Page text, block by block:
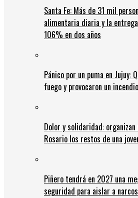
Santa Fe: Más de 31 mil
alimentaria diaria y la
106% en dos años
Pánico por un puma en Jujuy:
fuego y provocaron un
Dolor y solidaridad:
Rosario los restos de una
Piñero tendrá en 2027 una
seguridad para aislar a